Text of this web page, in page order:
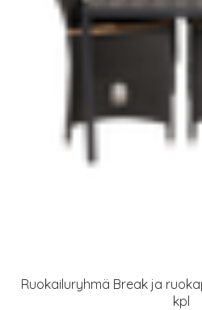
Ruokailuryhmä Break ja
kpl